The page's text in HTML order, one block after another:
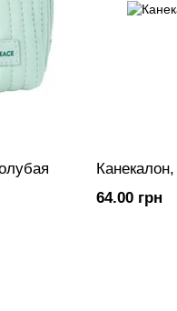
64.00 грн